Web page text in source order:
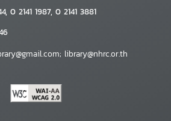
0 2141 1987, 0 2141 3881
library@nhrc.or.th